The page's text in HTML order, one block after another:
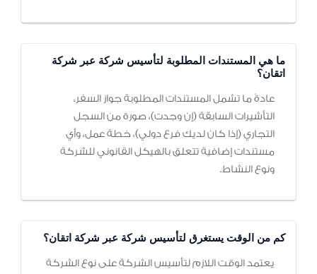
ما هي المستندات المطلوبة لتأسيس شركة عبر شركة
اتقان؟
عادةً ما تشمل المستندات المطلوبة جواز السفر،
التأشيرات السابقة (إن وجدت)، صورة من السجل
التجاري (إذا كان لديك فرع دولي)، خطة عمل، وأي
مستندات إضافية تتعلق بالهيكل القانوني للشركة
ونوع النشاط.
كم من الوقت يستغرق لتأسيس شركة عبر شركة اتقان؟
يعتمد الوقت اللازم لتأسيس الشركة على نوع الشركة